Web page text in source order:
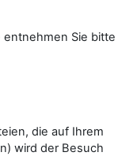
Sie bitte
die auf Ihrem
wird der Besuch